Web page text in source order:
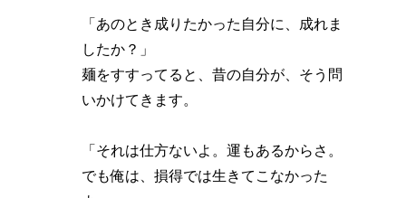
「あのとき成りたかった自分に、成れま
したか？」
麺をすすってると、昔の自分が、そう問
いかけてきます。
「それは仕方ないよ。運もあるからさ。
でも俺は、損得では生きてこなかった